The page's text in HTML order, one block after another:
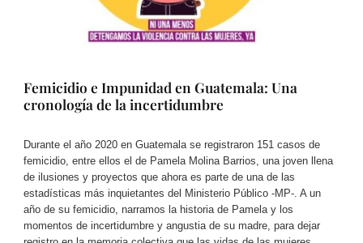
Femicidio e Impunidad en Guatemala: Una
cronología de la incertidumbre
Durante el año 2020 en Guatemala se registraron 151 casos de
femicidio, entre ellos el de Pamela Molina Barrios, una joven llena
de ilusiones y proyectos que ahora es parte de una de las
estadísticas más inquietantes del Ministerio Público -MP-. A un
año de su femicidio, narramos la historia de Pamela y los
momentos de incertidumbre y angustia de su madre, para dejar